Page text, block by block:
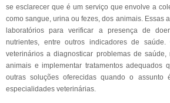
se esclarecer que é um serviço que envolve a
como sangue, urina ou fezes, dos animais. Essas
laboratórios para verificar a presença de
nutrientes, entre outros indicadores de
veterinários a diagnosticar problemas de
animais e implementar tratamentos adequados
outras soluções oferecidas quando o assunto
especialidades veterinárias.